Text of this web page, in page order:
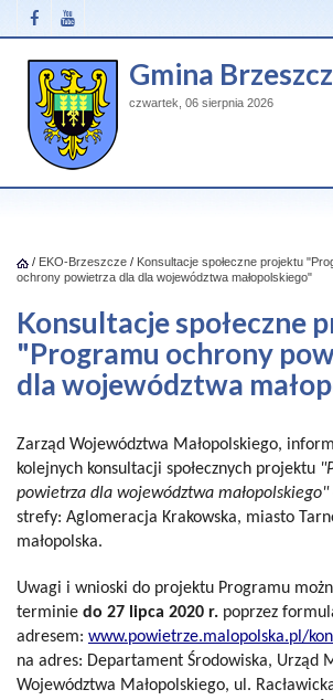
Gmina
czwartek, 06 sierpnia 2026
/ EKO-Brzeszcze / Konsultacje społeczne projektu
ochrony powietrza dla dla województwa małopolskiego"
Konsultacje społeczne
"Programu ochrony
dla województwa
Zarząd Województwa Małopolskiego,
kolejnych konsultacji społecznych projektu
powietrza dla województwa małopolskiego"
strefy: Aglomeracja Krakowska, miasto
małopolska.
Uwagi i wnioski do projektu Programu
terminie do 27 lipca 2020 r. poprzez
adresem: www.powietrze.malopolska.pl/
na adres: Departament Środowiska, Urząd
Województwa Małopolskiego, ul.